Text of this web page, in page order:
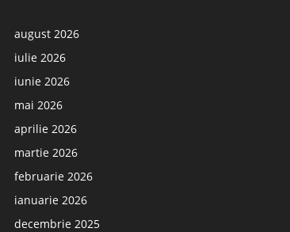
august 2026
iulie 2026
iunie 2026
mai 2026
aprilie 2026
martie 2026
februarie 2026
ianuarie 2026
decembrie 2025